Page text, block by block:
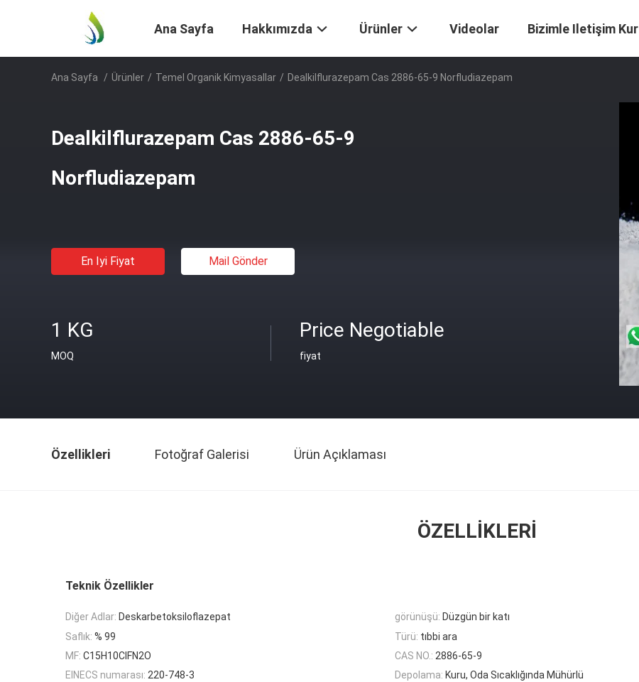
Ana Sayfa Hakkımızda Ürünler Videolar Bizimle Iletişim Kur
Ana Sayfa / Ürünler / Temel Organik Kimyasallar / Dealkilflurazepam Cas 2886-65-9 Norfludiazepam
Dealkilflurazepam Cas 2886-65-9
Norfludiazepam
En Iyi Fiyat Mail Gönder
1 KG
MOQ
Price Negotiable
fiyat
Özellikleri Fotoğraf Galerisi Ürün Açıklaması
ÖZELLIKLERI
Teknik Özellikler
Diğer Adlar: Deskarbetoksiloflazepat görünüşü: Düzgün bir katı
Saflık: % 99 Türü: tıbbi ara
MF: C15H10ClFN2O CAS NO.: 2886-65-9
EINECS numarası: 220-748-3 Depolama: Kuru, Oda Sıcaklığında Mühürlü